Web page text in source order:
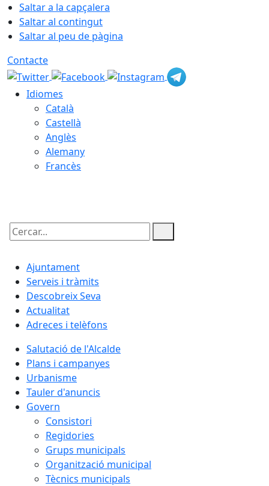
Saltar a la capçalera
Saltar al contingut
Saltar al peu de pàgina
Contacte
Idiomes
Català
Castellà
Anglès
Alemany
Francès
Cercar:
Ajuntament
Serveis i tràmits
Descobreix Seva
Actualitat
Adreces i telèfons
Salutació de l'Alcalde
Plans i campanyes
Urbanisme
Tauler d'anuncis
Govern
Consistori
Regidories
Grups municipals
Organització municipal
Tècnics municipals